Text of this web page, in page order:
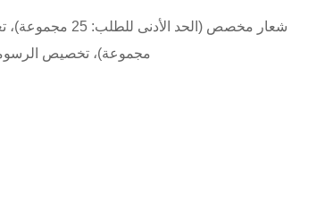
مجموعة)، تخصيص الرسومات